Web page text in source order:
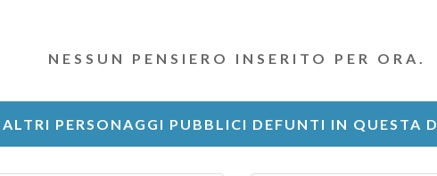
NESSUN PENSIERO INSERITO PER ORA.
ALTRI PERSONAGGI PUBBLICI DEFUNTI IN QUESTA